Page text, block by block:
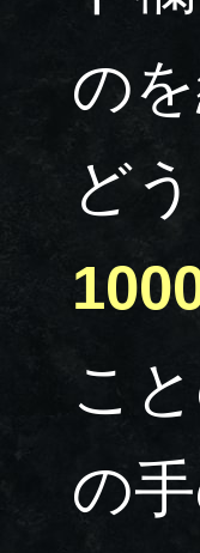
の
ど
こ
の